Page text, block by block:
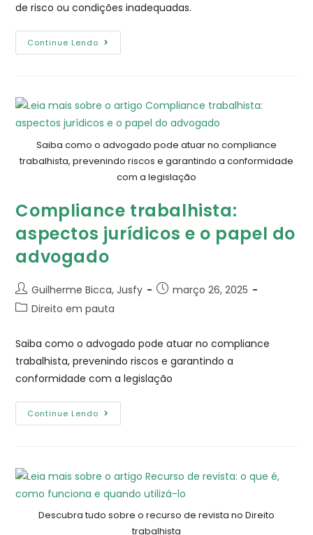
de risco ou condições inadequadas.
Continue Lendo
Saiba como o advogado pode atuar no compliance
trabalhista, prevenindo riscos e garantindo a conformidade
com a legislação
Compliance trabalhista:
aspectos jurídicos e o papel do
advogado
Guilherme Bicca, Jusfy
março 26, 2025
Direito em pauta
Saiba como o advogado pode atuar no compliance
trabalhista, prevenindo riscos e garantindo a
conformidade com a legislação
Continue Lendo
Descubra tudo sobre o recurso de revista no Direito
trabalhista